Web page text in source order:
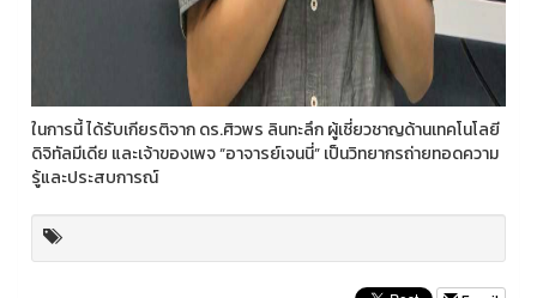
ในการนี้ ได้รับเกียรติจาก ดร.ศิวพร ลินทะลึก ผู้เชี่ยวชาญด้านเทคโนโลยี
ดิจิทัลมีเดีย และเจ้าของเพจ “อาจารย์เจนนี่” เป็นวิทยากรถ่ายทอดความ
รู้และประสบการณ์